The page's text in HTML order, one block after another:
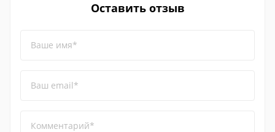
Оставить отзыв
Ваше имя*
Ваш email*
Комментарий*